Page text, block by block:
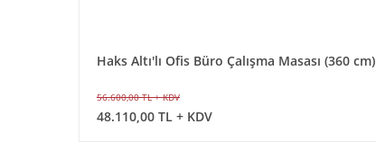
Haks Altı'lı Ofis Büro Çalışma Masası (360 cm)
56.600,00 TL + KDV
48.110,00 TL + KDV